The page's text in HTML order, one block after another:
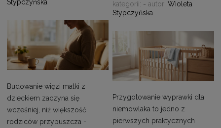
Stypczyńska
Budowanie więzi matki z
dzieckiem zaczyna się
wcześniej, niż większość
rodziców przypuszcza -
kategorii: - autor:Wioleta
Stypczyńska
Przygotowanie wyprawki dla
niemowlaka to jedno z
pierwszych praktycznych